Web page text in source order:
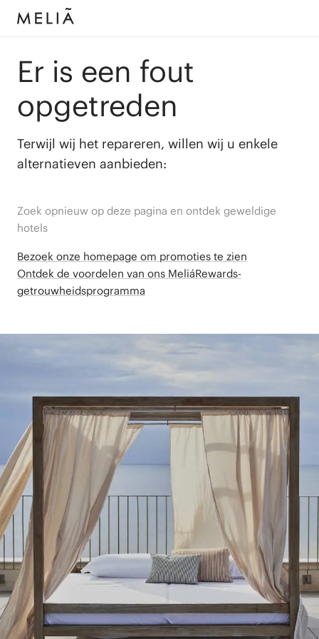
Er is een fout
opgetreden
Terwijl wij het repareren, willen wij u enkele
alternatieven aanbieden:
Zoek opnieuw op deze pagina en ontdek geweldige
hotels
Bezoek onze homepage om promoties te zien
Ontdek de voordelen van ons MeliáRewards-
getrouwheidsprogramma